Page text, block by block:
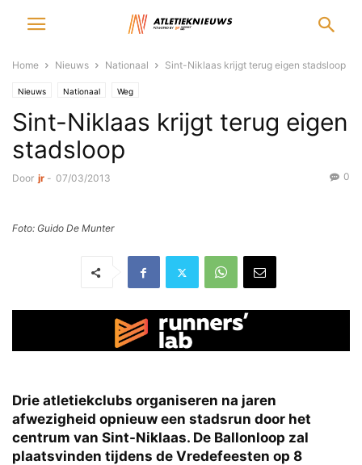
Home Nieuws Nationaal Sint-Niklaas krijgt terug eigen stadsloop
Nieuws Nationaal Weg
Sint-Niklaas krijgt terug eigen
stadsloop
Door jr - 07/03/2013 0
Foto: Guido De Munter
Drie atletiekclubs organiseren na jaren
afwezigheid opnieuw een stadsrun door het
centrum van Sint-Niklaas. De Ballonloop zal
plaatsvinden tijdens de Vredefeesten op 8